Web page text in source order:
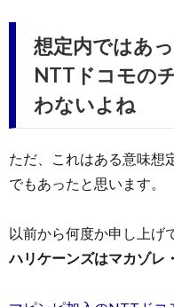
想定内ではあ
NTTドコモの
わないよね
ただ、これはある意味想
でもあったと思います。
以前から何度か申し上げ
ハリケーンズはマカゾレ